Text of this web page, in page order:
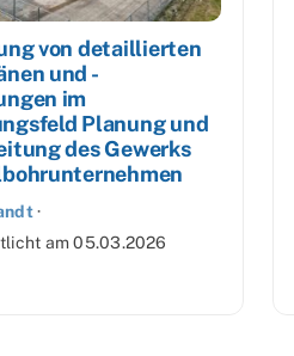
von detaillierten
und -
im
Planung und
des Gewerks
·
am05.03.2026